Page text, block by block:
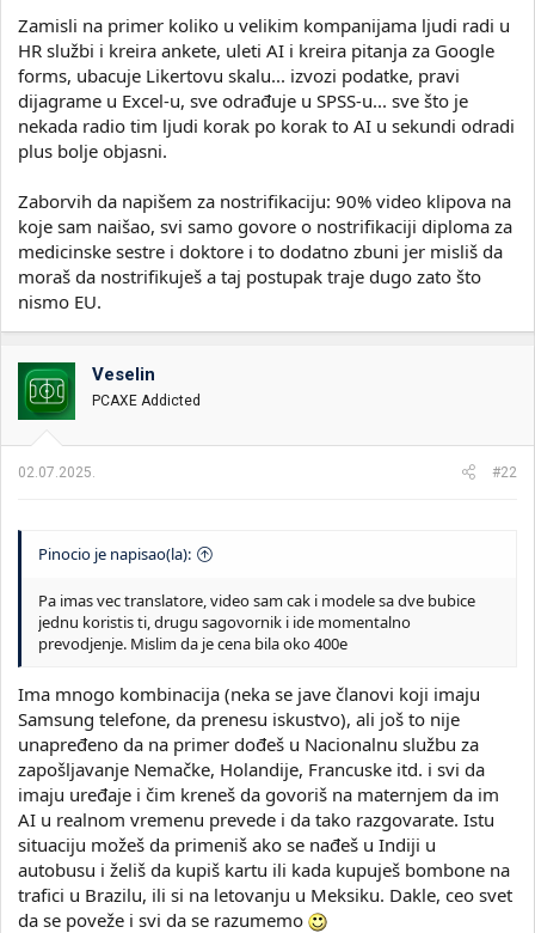
Zamisli na primer koliko u velikim kompanijama ljudi radi u
HR službi i kreira ankete, uleti AI i kreira pitanja za Google
forms, ubacuje Likertovu skalu... izvozi podatke, pravi
dijagrame u Excel-u, sve odrađuje u SPSS-u... sve što je
nekada radio tim ljudi korak po korak to AI u sekundi odradi
plus bolje objasni.
Zaborvih da napišem za nostrifikaciju: 90% video klipova na
koje sam naišao, svi samo govore o nostrifikaciji diploma za
medicinske sestre i doktore i to dodatno zbuni jer misliš da
moraš da nostrifikuješ a taj postupak traje dugo zato što
nismo EU.
Veselin
PCAXE Addicted
02.07.2025. #22
Pinocio je napisao(la):
Pa imas vec translatore, video sam cak i modele sa dve bubice
jednu koristis ti, drugu sagovornik i ide momentalno
prevodjenje. Mislim da je cena bila oko 400e
Ima mnogo kombinacija (neka se jave članovi koji imaju
Samsung telefone, da prenesu iskustvo), ali još to nije
unapređeno da na primer dođeš u Nacionalnu službu za
zapošljavanje Nemačke, Holandije, Francuske itd. i svi da
imaju uređaje i čim kreneš da govoriš na maternjem da im
AI u realnom vremenu prevede i da tako razgovarate. Istu
situaciju možeš da primeniš ako se nađeš u Indiji u
autobusu i želiš da kupiš kartu ili kada kupuješ bombone na
trafici u Brazilu, ili si na letovanju u Meksiku. Dakle, ceo svet
da se poveže i svi da se razumemo